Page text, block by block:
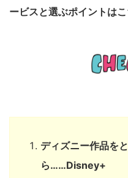
ービスと選ぶポイントはこ
ディズニー作品を
ら……Disney+